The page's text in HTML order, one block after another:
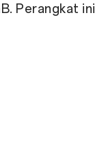
Perangkat ini